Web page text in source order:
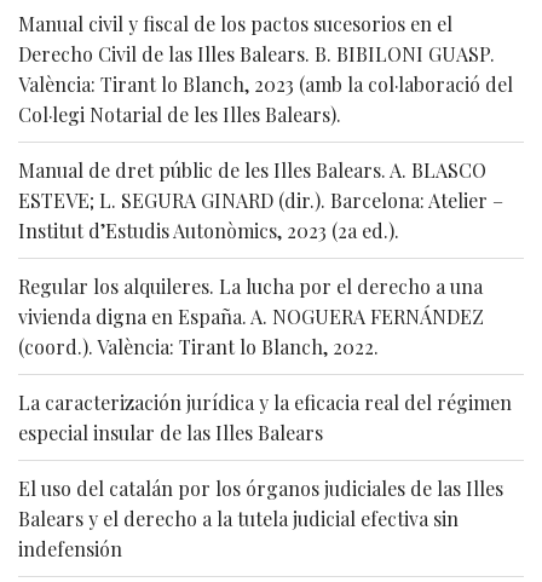
Manual civil y fiscal de los pactos sucesorios en el
Derecho Civil de las Illes Balears. B. BIBILONI GUASP.
València: Tirant lo Blanch, 2023 (amb la col·laboració del
Col·legi Notarial de les Illes Balears).
Manual de dret públic de les Illes Balears. A. BLASCO
ESTEVE; L. SEGURA GINARD (dir.). Barcelona: Atelier –
Institut d’Estudis Autonòmics, 2023 (2a ed.).
Regular los alquileres. La lucha por el derecho a una
vivienda digna en España. A. NOGUERA FERNÁNDEZ
(coord.). València: Tirant lo Blanch, 2022.
La caracterización jurídica y la eficacia real del régimen
especial insular de las Illes Balears
El uso del catalán por los órganos judiciales de las Illes
Balears y el derecho a la tutela judicial efectiva sin
indefensión